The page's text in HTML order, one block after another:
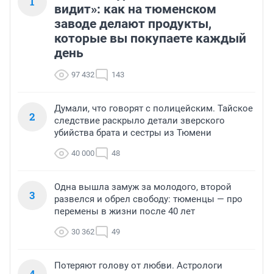
видит»: как на тюменском
заводе делают продукты,
которые вы покупаете каждый
день
97 432 143
2
Думали, что говорят с полицейским. Тайское
следствие раскрыло детали зверского
убийства брата и сестры из Тюмени
40 000 48
3
Одна вышла замуж за молодого, второй
развелся и обрел свободу: тюменцы — про
перемены в жизни после 40 лет
30 362 49
Потеряют голову от любви. Астрологи